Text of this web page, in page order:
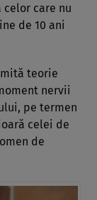
celor care nu
de 10 ani
teorie
nervii
pe termen
celei de
de